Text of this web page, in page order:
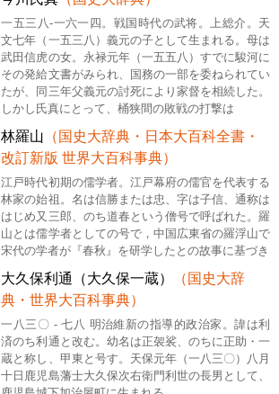
一五三八-一六一四。戦国時代の武将。上総介。天
文七年（一五三八）義元の子として生まれる。母は
武田信虎の女。永禄元年（一五五八）すでに駿河に
その発給文書がみられ、国務の一部を委ねられてい
たが、同三年父義元の討死により家督を相続した。
しかし氏真にとって、桶狭間の敗戦の打撃は
林羅山 （国史大辞典・日本大百科全書・
改訂新版 世界大百科事典）
江戸時代初期の儒学者。江戸幕府の儒官を代表する
林家の始祖。名は信勝または忠、字は子信、通称は
はじめ又三郎、のち道春という僧号で呼ばれた。羅
山とは儒学者としての号で，中国広東省の羅浮山で
宋代の学者が『春秋』を研学したとの故事に基づき
大久保利通（大久保一蔵）
（国史大辞
典・世界大百科事典）
一八三〇 - 七八 明治維新の指導的政治家。諱は利
済のち利通と改む。幼名は正袈裟、のちに正助・一
蔵と称し、甲東と号す。天保元年（一八三〇）八月
十日鹿児島藩士大久保次右衛門利世の長男として、